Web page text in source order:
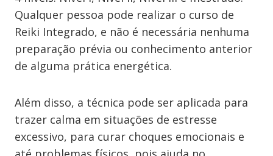
Qualquer pessoa pode realizar o curso de
Reiki Integrado, e não é necessária nenhuma
preparação prévia ou conhecimento anterior
de alguma prática energética.
Além disso, a técnica pode ser aplicada para
trazer calma em situações de estresse
excessivo, para curar choques emocionais e